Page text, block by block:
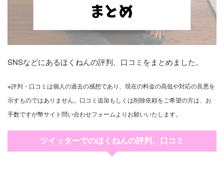
SNSなどにあるほくねんの評判、口コミをまとめました。
※評判・口コミは個人の過去の感想であり、現在の料金の高低や対応の良悪を
示すものではありません。口コミ追加もしくは削除依頼をご希望の方は、お
手数ですが幣サイト問い合わせフォームよりお願いいたします。
ツイッターでのほくねんの評判、口コミ